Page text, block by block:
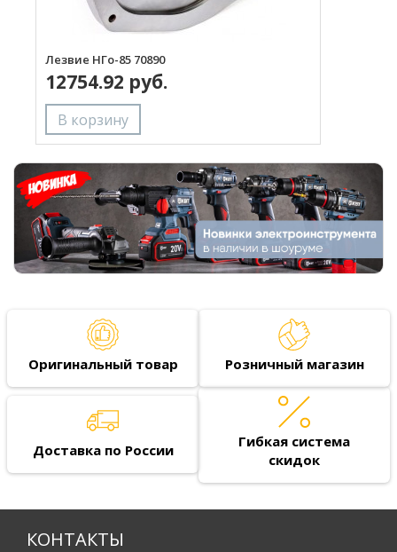
Лезвие НГо-85 70890
12754.92 руб.
Оригинальный товар Розничный магазин
Доставка по России
Гибкая система
скидок
КОНТАКТЫ